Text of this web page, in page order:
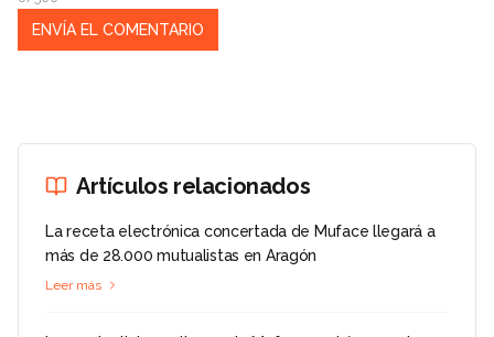
Artículos relacionados
La receta electrónica concertada de Muface llegará a
más de 28.000 mutualistas en Aragón
Leer más